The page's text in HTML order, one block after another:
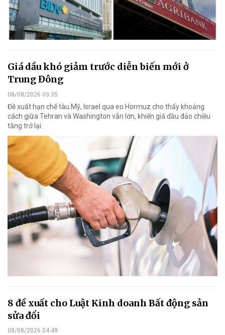
Giá dầu khó giảm trước diễn biến mới ở
Trung Đông
08/08/2026 03:35
Đề xuất hạn chế tàu Mỹ, Israel qua eo Hormuz cho thấy khoảng
cách giữa Tehran và Washington vẫn lớn, khiến giá dầu đảo chiều
tăng trở lại.
8 đề xuất cho Luật Kinh doanh Bất động sản
sửa đổi
08/08/2026 04:49